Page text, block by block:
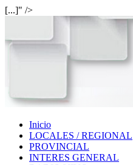
[...]" />
Inicio
LOCALES / REGIONAL
PROVINCIAL
INTERES GENERAL